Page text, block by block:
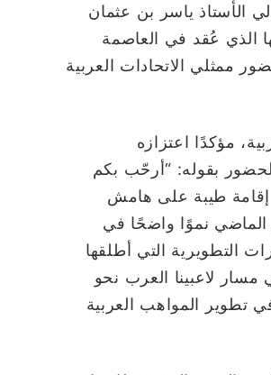
الأستاذ ياسر بن عثمان
وذلك خلال اجتماعها الذي عُقد في العاصمة
ممثلي الاتحادات العربية
مؤكدًا اعتزازه
بقوله: “أرحّب بكم
إقامة طيبة على هامش
الماضي نموًا واضحًا في
التطويرية التي أطلقها
لاعبينا العرب نحو
تطوير المواهب العربية